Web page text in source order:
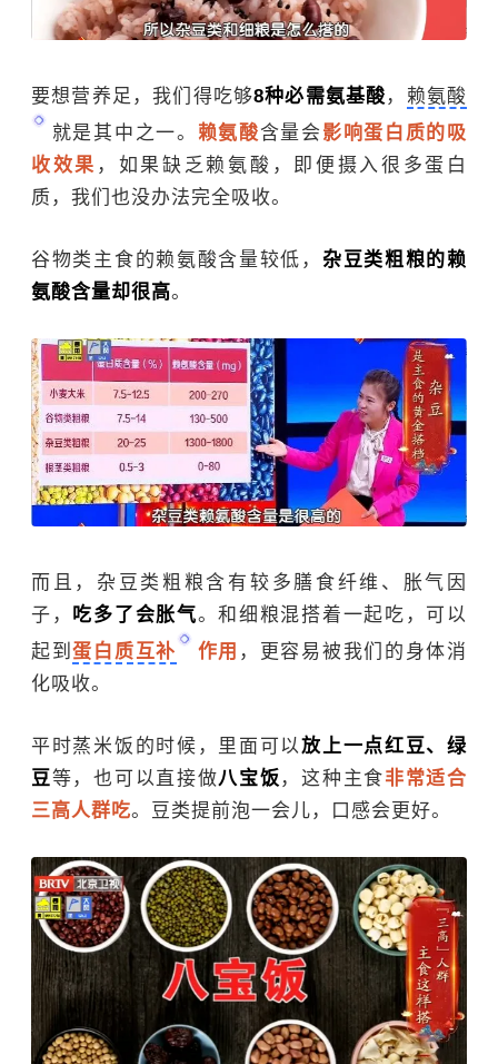
要想营养足，我们得吃够8种必需氨基酸 ， 赖氨酸
就是其中之一。 赖氨酸含量会 影响蛋白质的吸
收效果 ，如果缺乏赖氨酸，即便摄入很多蛋白
质，我们也没办法完全吸收。
谷物类主食的赖氨酸含量较低， 杂豆类粗粮的赖
氨酸含量却很高。
而且，杂豆类粗粮含有较多膳食纤维、胀气因
子， 吃多了会胀气。和细粮混搭着一起吃，可以
起到蛋白质互补 作用 ，更容易被我们的身体消
化吸收。
平时蒸米饭的时候，里面可以放上一点红豆、绿
豆等，也可以直接做八宝饭 ，这种主食非常适合
三高人群吃。豆类提前泡一会儿，口感会更好。